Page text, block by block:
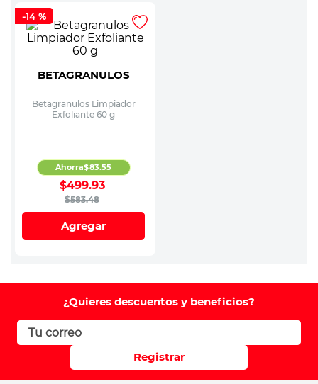
-14 %
BETAGRANULOS
Betagranulos Limpiador
Exfoliante 60 g
$583.48
$499.93
Ahorra$83.55
Agregar
¿Quieres descuentos y beneficios?
Registrar